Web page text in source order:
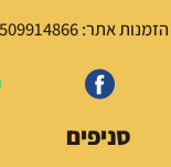
אתר: 0509914866
סניפים